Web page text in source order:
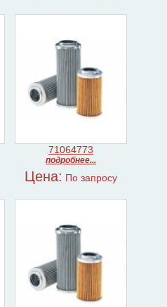
71064773
подробнее...
Цена: По запросу